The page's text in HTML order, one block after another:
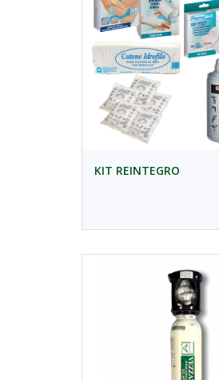
KIT REINTEGRO